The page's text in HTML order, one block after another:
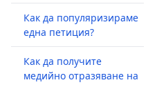
Как да популяризираме
една петиция?
Как да получите
медийно отразяване на